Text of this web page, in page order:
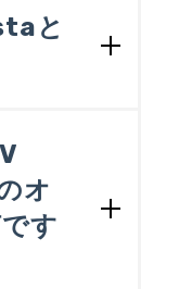
を実現。
ズでそのま
。レイア
いる方を
は汎
for 奉
おり、以
めのデー
と
奉行シ
全般にお
です。導
ります。
ステムズ
オ
す